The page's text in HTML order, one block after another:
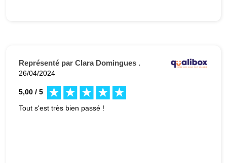
Représenté par Clara Domingues .
26/04/2024
5,00 / 5
Tout s'est très bien passé !